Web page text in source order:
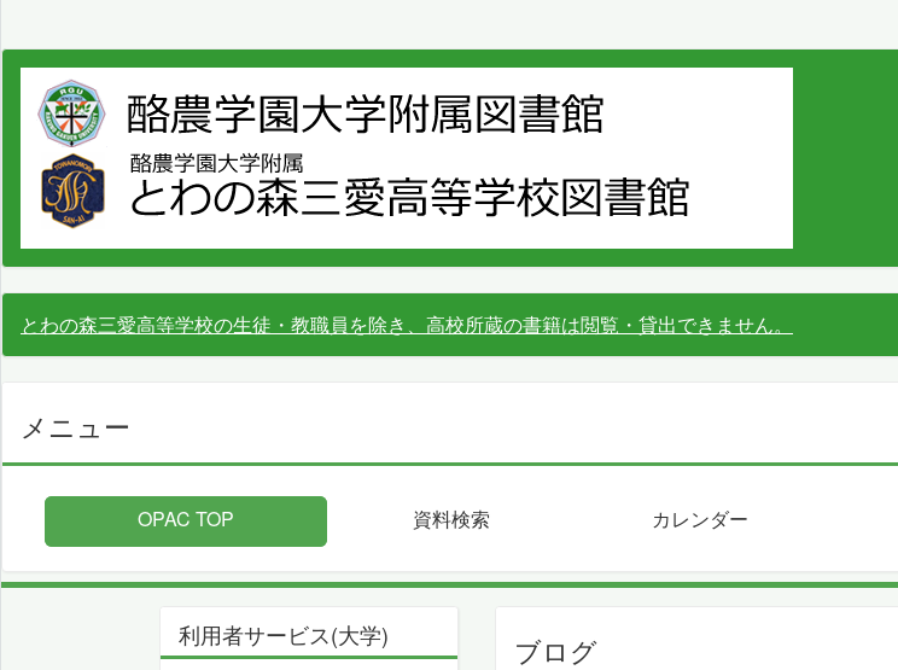
とわの森三愛高等学校の生徒・教職員を除き、高校所蔵の書籍は閲覧・貸出できません。
メニュー
OPAC TOP 資料検索 カレンダー
ブログ
利用者サービス(大学)